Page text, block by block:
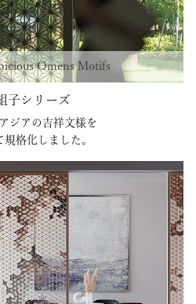
Omens Motifs
子シリーズ
ジアの吉祥文様を
規格化しました。